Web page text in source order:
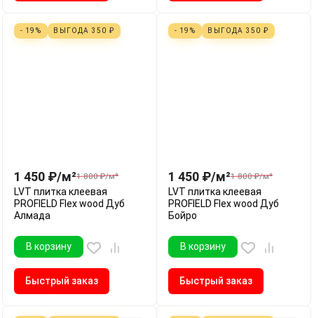
- 19% ВЫГОДА 350 ₽
1 450 ₽/м²1 800 ₽/м²
LVT плитка клеевая
PROFIELD Flex wood Дуб
Алмада
В корзину
Быстрый заказ
- 19% ВЫГОДА 350 ₽
1 450 ₽/м²1 800 ₽/м²
LVT плитка клеевая
PROFIELD Flex wood Дуб
Бойро
В корзину
Быстрый заказ